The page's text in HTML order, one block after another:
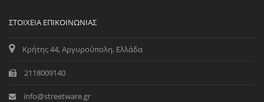
ΣΤΟΙΧΕΊΑ ΕΠΙΚΟΙΝΩΝΊΑΣ
Κρήτης 44, Αργυρούπολη, Ελλάδα
2118009140
info@streetware.gr